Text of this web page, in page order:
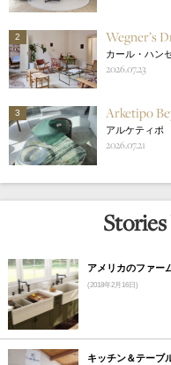
2 Wegner’s
カール・ハン
2026.07.23
3 Arketipo
アルケティポ
2026.07.21
アメリカのファー
(2018年2月16日)
キッチン＆テーブ